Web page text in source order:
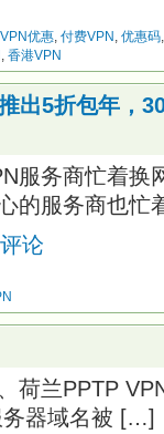
VPN优惠, 付费VPN , 优惠码
, 香港VPN
出5折包年，
服务商忙着换
的服务商也
论
荷兰PPTP
务器域名被 […]